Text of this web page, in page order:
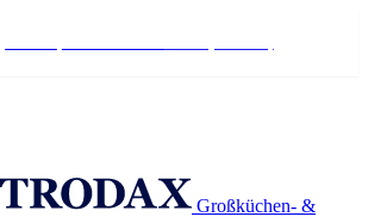
Großküchen- &